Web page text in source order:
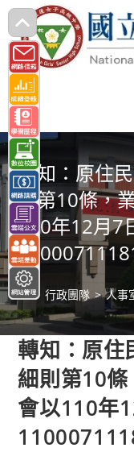
跳
轉
至
主
要
內
容 轉知：原住
則第10條，
110年12月7
> 行政團隊 > 人事
轉知：原住
細則第10
會以110年